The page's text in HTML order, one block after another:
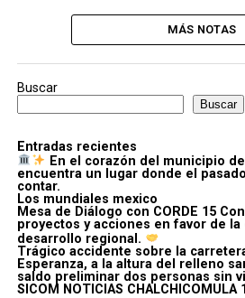
MÁS NOTAS
Buscar
Buscar
Entradas recientes
En el corazón del municipio
encuentra un lugar donde el
contar.
Los mundiales mexico
Mesa de Diálogo con CORDE 15
proyectos y acciones en favor de la
desarrollo regional.
Trágico accidente sobre la
Esperanza, a la altura del relleno
saldo preliminar dos personas sin
SICOM NOTICIAS CHALCHICOMULA